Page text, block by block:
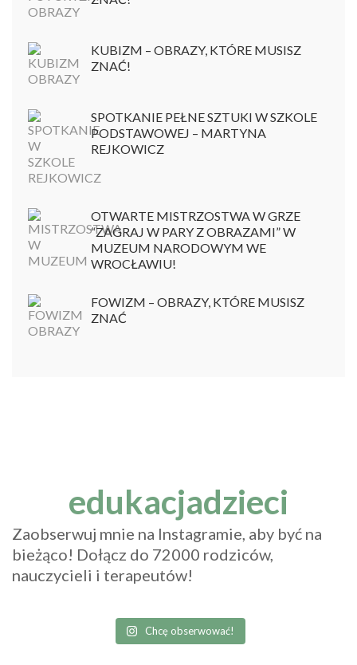
KUBIZM – OBRAZY, KTÓRE MUSISZ
ZNAĆ!
SPOTKANIE PEŁNE SZTUKI W SZKOLE
PODSTAWOWEJ – MARTYNA
REJKOWICZ
OTWARTE MISTRZOSTWA W GRZE
“ZAGRAJ W PARY Z OBRAZAMI” W
MUZEUM NARODOWYM WE
WROCŁAWIU!
FOWIZM – OBRAZY, KTÓRE MUSISZ
ZNAĆ
edukacjadzieci
Zaobserwuj mnie na Instagramie, aby być na
bieżąco! Dołącz do 72000 rodziców,
nauczycieli i terapeutów!
Chcę obserwować!